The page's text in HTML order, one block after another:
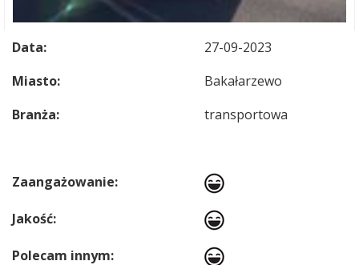
Data:
27-09-2023
Miasto:
Bakałarzewo
Branża:
transportowa
Zaangażowanie:
Jakość:
Polecam innym: